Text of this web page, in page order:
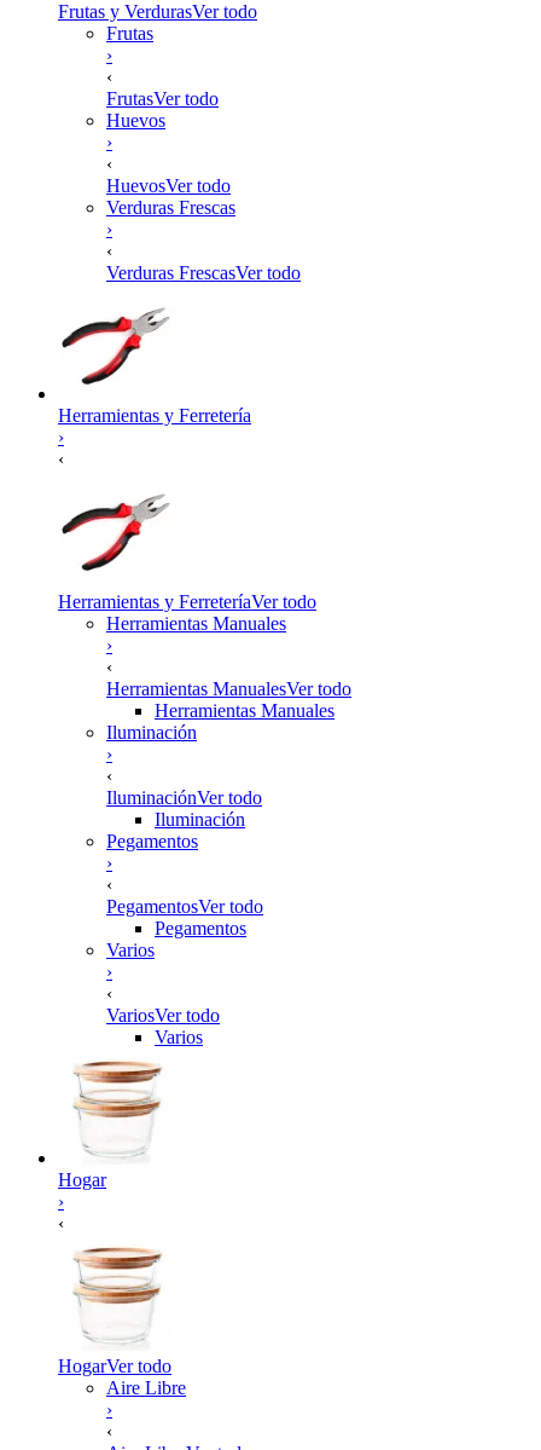
Frutas y VerdurasVer todo
Frutas
›
‹
FrutasVer todo
Huevos
›
‹
HuevosVer todo
Verduras Frescas
›
‹
Verduras FrescasVer todo
Herramientas y Ferretería
›
‹
Herramientas y FerreteríaVer todo
Herramientas Manuales
›
‹
Herramientas ManualesVer todo
Herramientas Manuales
Iluminación
›
‹
IluminaciónVer todo
Iluminación
Pegamentos
›
‹
PegamentosVer todo
Pegamentos
Varios
›
‹
VariosVer todo
Varios
Hogar
›
‹
HogarVer todo
Aire Libre
›
‹